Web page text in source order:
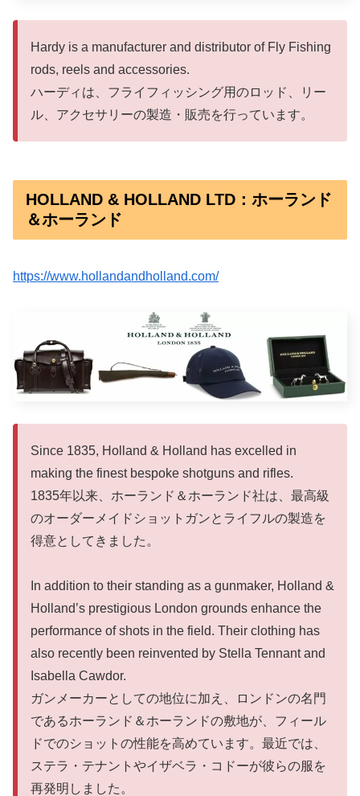
Hardy is a manufacturer and distributor of Fly Fishing
rods, reels and accessories.
ハーディは、フライフィッシング用のロッド、リー
ル、アクセサリーの製造・販売を行っています。
HOLLAND & HOLLAND LTD：ホーランド
＆ホーランド
https://www.hollandandholland.com/
Since 1835, Holland & Holland has excelled in
making the finest bespoke shotguns and rifles.
1835年以来、ホーランド＆ホーランド社は、最高級
のオーダーメイドショットガンとライフルの製造を
得意としてきました。
In addition to their standing as a gunmaker, Holland &
Holland’s prestigious London grounds enhance the
performance of shots in the field. Their clothing has
also recently been reinvented by Stella Tennant and
Isabella Cawdor.
ガンメーカーとしての地位に加え、ロンドンの名門
であるホーランド＆ホーランドの敷地が、フィール
ドでのショットの性能を高めています。最近では、
ステラ・テナントやイザベラ・コドーが彼らの服を
再発明しました。